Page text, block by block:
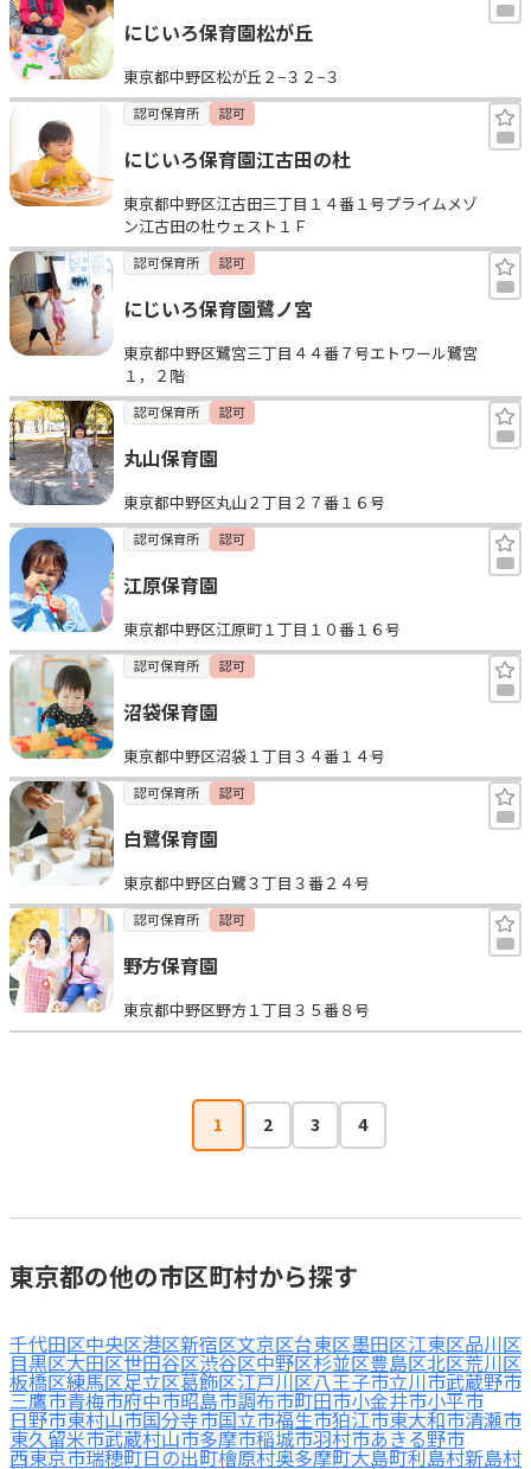
にじいろ保育園松が丘
東京都中野区松が丘２−３２−３
認可保育所 認可
にじいろ保育園江古田の杜
東京都中野区江古田三丁目１４番１号プライムメゾ
ン江古田の杜ウェスト１Ｆ
認可保育所 認可
にじいろ保育園鷺ノ宮
東京都中野区鷺宮三丁目４４番７号エトワール鷺宮
１，２階
認可保育所 認可
丸山保育園
東京都中野区丸山２丁目２７番１６号
認可保育所 認可
江原保育園
東京都中野区江原町１丁目１０番１６号
認可保育所 認可
沼袋保育園
東京都中野区沼袋１丁目３４番１４号
認可保育所 認可
白鷺保育園
東京都中野区白鷺３丁目３番２４号
認可保育所 認可
野方保育園
東京都中野区野方１丁目３５番８号
1 2 3 4
東京都の他の市区町村から探す
千代田区中央区港区新宿区文京区台東区墨田区江東区品川区
目黒区大田区世田谷区渋谷区中野区杉並区豊島区北区荒川区
板橋区練馬区足立区葛飾区江戸川区八王子市立川市武蔵野市
三鷹市青梅市府中市昭島市調布市町田市小金井市小平市
日野市東村山市国分寺市国立市福生市狛江市東大和市清瀬市
東久留米市武蔵村山市多摩市稲城市羽村市あきる野市
西東京市瑞穂町日の出町檜原村奥多摩町大島町利島村新島村